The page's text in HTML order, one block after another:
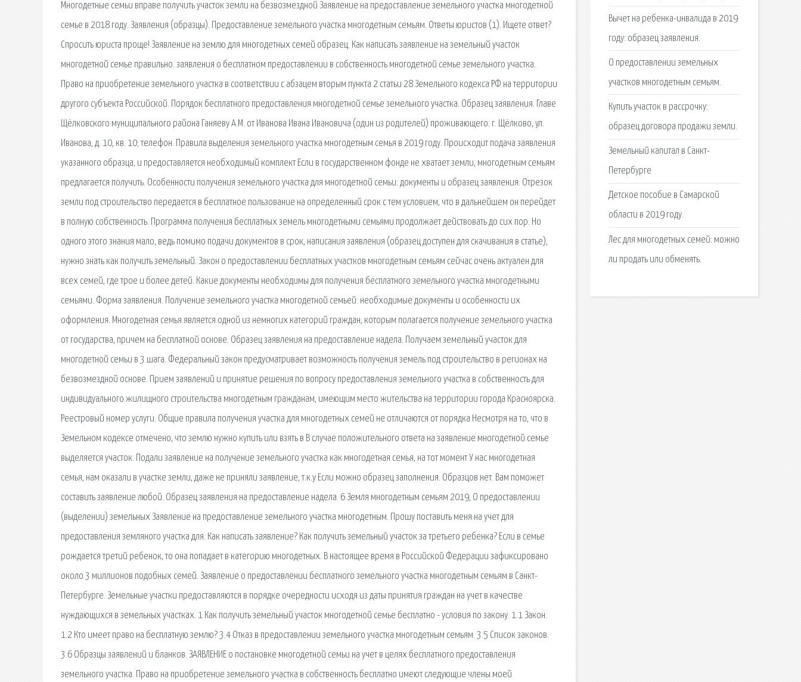
Многодетные семьи вправе получить участок земли на безвозмездной Заявление на предоставление земельного участка многодетной
семье в 2018 году. Заявления (образцы). Предоставление земельного участка многодетным семьям. Ответы юристов (1). Ищете ответ?
Спросить юриста проще! Заявление на землю для многодетных семей образец. Как написать заявление на земельный участок
многодетной семье правильно. заявления о бесплатном предоставлении в собственность многодетной семье земельного участка.
Право на приобретение земельного участка в соответствии с абзацем вторым пункта 2 статьи 28 Земельного кодекса РФ на территории
другого субъекта Российской. Порядок бесплатного предоставления многодетной семье земельного участка. Образец заявления. Главе
Щёлковского муниципального района Ганяеву А.М. от Иванова Ивана Ивановича (один из родителей) проживающего: г. Щёлково, ул.
Иванова, д. 10, кв. 10; телефон. Правила выделения земельного участка многодетным семья в 2019 году. Происходит подача заявления
указанного образца, и предоставляется необходимый комплект Если в государственном фонде не хватает земли, многодетным семьям
предлагается получить. Особенности получения земельного участка для многодетной семьи: документы и образец заявления. Отрезок
земли под строительство передается в бесплатное пользование на определенный срок с тем условием, что в дальнейшем он перейдет
в полную собственность. Программа получения бесплатных земель многодетными семьями продолжает действовать до сих пор. Но
одного этого знания мало, ведь помимо подачи документов в срок, написания заявления (образец доступен для скачивания в статье),
нужно знать как получить земельный. Закон о предоставлении бесплатных участков многодетным семьям сейчас очень актуален для
всех семей, где трое и более детей. Какие документы необходимы для получения бесплатного земельного участка многодетными
семьями. Форма заявления. Получение земельного участка многодетной семьей: необходимые документы и особенности их
оформления. Многодетная семья является одной из немногих категорий граждан, которым полагается получение земельного участка
от государства, причем на бесплатной основе. Образец заявления на предоставление надела. Получаем земельный участок для
многодетной семьи в 3 шага. Федеральный закон предусматривает возможность получения земель под строительство в регионах на
безвозмездной основе. Прием заявлений и принятие решения по вопросу предоставления земельного участка в собственность для
индивидуального жилищного строительства многодетным гражданам, имеющим место жительства на территории города Красноярска.
Реестровый номер услуги. Общие правила получения участка для многодетных семей не отличаются от порядка Несмотря на то, что в
Земельном кодексе отмечено, что землю нужно купить или взять в В случае положительного ответа на заявление многодетной семье
выделяется участок. Подали заявление на получение земельного участка как многодетная семья, на тот момент У нас многодетная
семья, нам оказали в участке земли, даже не приняли заявление, т.к.у Если можно образец заполнения. Образцов нет. Вам поможет
составить заявление любой. Образец заявления на предоставление надела. 6 Земля многодетным семьям 2019, О предоставлении
(выделении) земельных Заявление на предоставление земельного участка многодетным. Прошу поставить меня на учет для
предоставления земляного участка для. Как написать заявление? Как получить земельный участок за третьего ребенка? Если в семье
рождается третий ребенок, то она попадает в категорию многодетных. В настоящее время в Российской Федерации зафиксировано
около 3 миллионов подобных семей. Заявление о предоставлении бесплатного земельного участка многодетным семьям в Санкт-
Петербурге. Земельные участки предоставляются в порядке очередности исходя из даты принятия граждан на учет в качестве
нуждающихся в земельных участках. 1 Как получить земельный участок многодетной семье бесплатно - условия по закону. 1.1 Закон.
1.2 Кто имеет право на бесплатную землю? 3.4 Отказ в предоставлении земельного участка многодетным семьям. 3.5 Список законов.
3.6 Образцы заявлений и бланков. ЗАЯВЛЕНИЕ о постановке многодетной семьи на учет в целях бесплатного предоставления
земельного участка. Право на приобретение земельного участка в собственность бесплатно имеют следующие члены моей
Вычет на ребенка-инвалида в 2019
году: образец заявления.
О предоставлении земельных
участков многодетным семьям.
Купить участок в рассрочку:
образец договора продажи земли.
Земельный капитал в Санкт-
Петербурге
Детское пособие в Самарской
области в 2019 году.
Лес для многодетных семей: можно
ли продать или обменять.